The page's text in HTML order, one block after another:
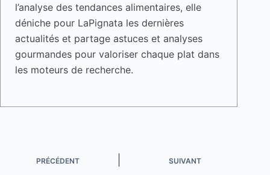
l’analyse des tendances alimentaires, elle
déniche pour LaPignata les dernières
actualités et partage astuces et analyses
gourmandes pour valoriser chaque plat dans
les moteurs de recherche.
PRÉCÉDENT SUIVANT